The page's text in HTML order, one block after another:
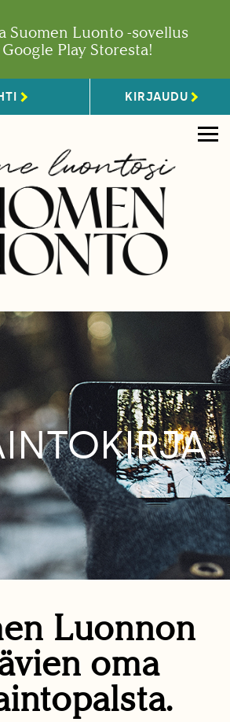
Suomen Luonto -sovellus
Google Play Storesta!
KIRJAUDU
Luonnon
oma